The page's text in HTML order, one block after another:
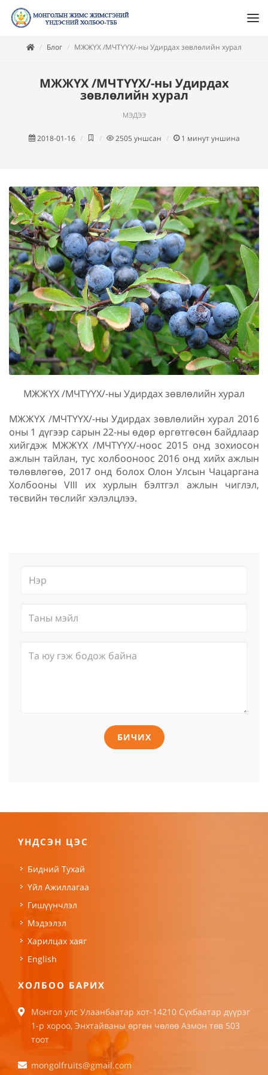
Блог МЖЖҮХ /МЧТҮҮХ/-ны Удирдах зөвлөлийн хурал
МЖЖҮХ /МЧТҮҮХ/-ны Удирдах
зөвлөлийн хурал
мэдээ
2018-01-16 2505 уншсан 1 минут уншина
МЖЖҮХ /МЧТҮҮХ/-ны Удирдах зөвлөлийн хурал
МЖЖҮХ /МЧТҮҮХ/-ны Удирдах зөвлөлийн хурал 2016
оны 1 дүгээр сарын 22-ны өдөр өргөтгөсөн байдлаар
хийгдэж МЖЖҮХ /МЧТҮҮХ/-ноос 2015 онд зохиосон
ажлын тайлан, тус холбооноос 2016 онд хийх ажлын
төлөвлөгөө, 2017 онд болох Олон Улсын Чацаргана
Холбооны VIII их хурлын бэлтгэл ажлын чиглэл,
төсвийн төслийг хэлэлцлээ.
БИЧИХ
ҮНДСЭН ЦЭС
Бидний Тухай
Үйл Ажиллагаа
Гишүүнчлэл
Мэдээлэл
Харилцах хаяг
English
ХОЛБОО БАРИХ
Монгол улс Улаанбаатар хот-14210 Сүхбаатар дүүрэг
1-р хороо, Энхтайваны өргөн чөлөө Азмон төв 503
тоот
mongolfruits@gmail.com